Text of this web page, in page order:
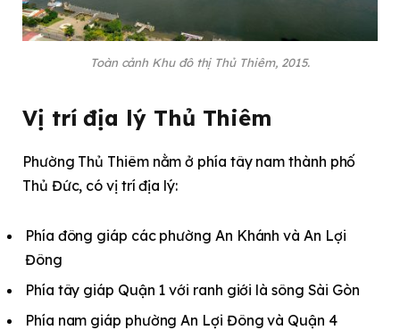
Toàn cảnh Khu đô thị Thủ Thiêm, 2015.
Vị trí địa lý Thủ Thiêm
Phường Thủ Thiêm nằm ở phía tây nam thành phố
Thủ Đức, có vị trí địa lý:
Phía đông giáp các phường An Khánh và An Lợi
Đông
Phía tây giáp Quận 1 với ranh giới là sông Sài Gòn
Phía nam giáp phường An Lợi Đông và Quận 4